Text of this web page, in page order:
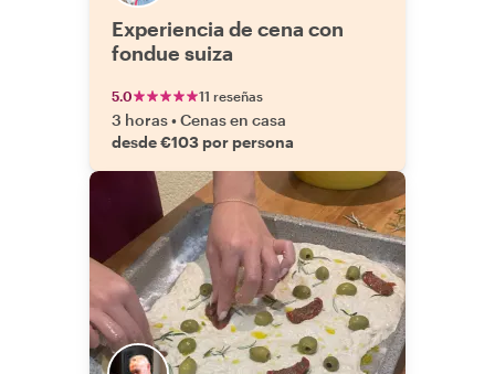
Experiencia de cena con
fondue suiza
5.0 11 reseñas
3 horas•Cenas en casa
desde €103 por persona